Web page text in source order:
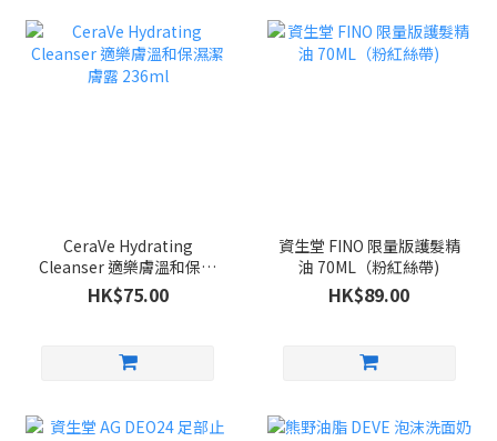
CeraVe Hydrating
Cleanser 適樂膚溫和保濕
潔膚露 236ml
HK$75.00
資生堂 FINO 限量版護髮精
油 70ML（粉紅絲帶)
HK$89.00